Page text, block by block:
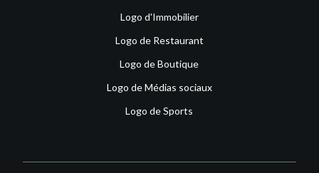
Logo d'Immobilier
Logo de Restaurant
Logo de Boutique
Logo de Médias sociaux
Logo de Sports